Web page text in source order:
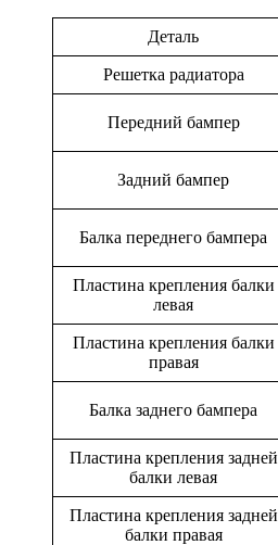
Деталь
Решетка радиатора
Передний бампер
Задний бампер
Балка переднего бампера
Пластина крепления балки
левая
Пластина крепления балки
правая
Балка заднего бампера
Пластина крепления задней
балки левая
Пластина крепления задней
балки правая